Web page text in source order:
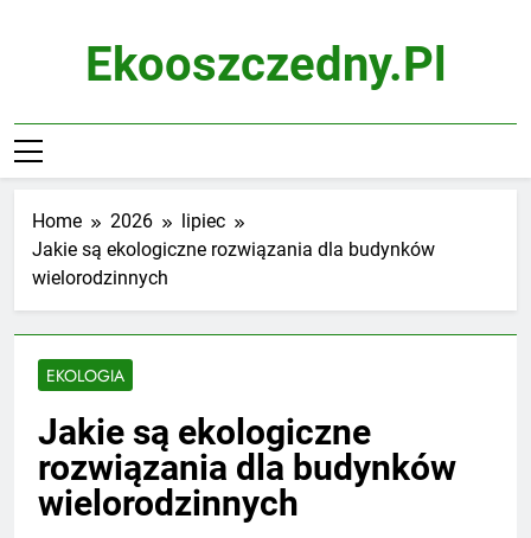
Ekooszczedny.pl
Home 2026
lipiec
Jakie są ekologiczne rozwiązania dla budynków
wielorodzinnych
EKOLOGIA
Jakie są ekologiczne
rozwiązania dla budynków
wielorodzinnych